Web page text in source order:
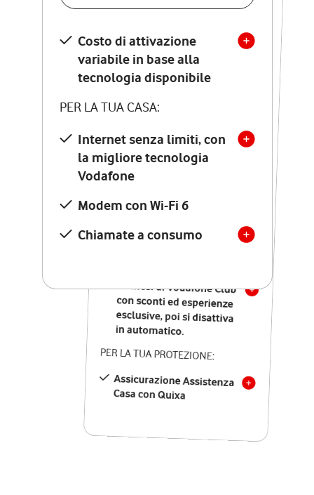
Costo di attivazione
variabile in base alla
tecnologia disponibile
PER LA TUA CASA:
Internet senza limiti, con
la migliore tecnologia
Vodafone
Modem con Wi-Fi 6
Chiamate a consumo
Costo di attivazione
variabile in base alla
tecnologia disponibile
PER LA TUA CASA:
Internet senza limiti, con
la migliore tecnologia
Vodafone
Modem Seven con Wi-Fi 7
Chiamate illimitate verso
numeri fissi e mobili
nazionali
12 mesi di Vodafone Club
con sconti ed esperienze
esclusive, poi si disattiva
in automatico.
PER LA TUA PROTEZIONE:
Assicurazione Assistenza
Casa con Quixa